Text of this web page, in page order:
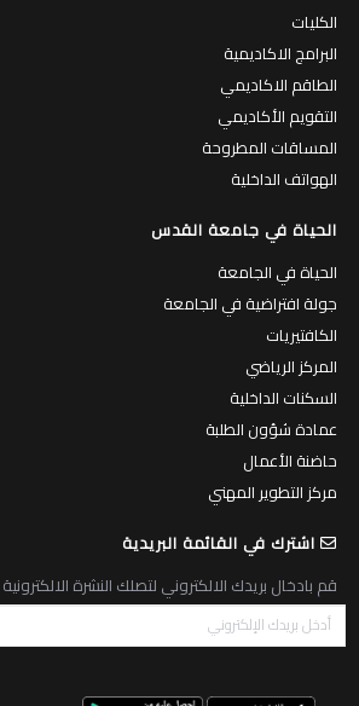
الكليات
البرامج الاكاديمية
الطاقم الاكاديمي
التقويم الأكاديمي
المساقات المطروحة
الهواتف الداخلية
الحياة في جامعة القدس
الحياة في الجامعة
جولة افتراضية في الجامعة
الكافتيريات
المركز الرياضي
السكنات الداخلية
عمادة شؤون الطلبة
حاضنة الأعمال
مركز التطوير المهني
اشترك في القائمة البريدية
قم بادخال بريدك الالكتروني لتصلك النشرة الالكترونية